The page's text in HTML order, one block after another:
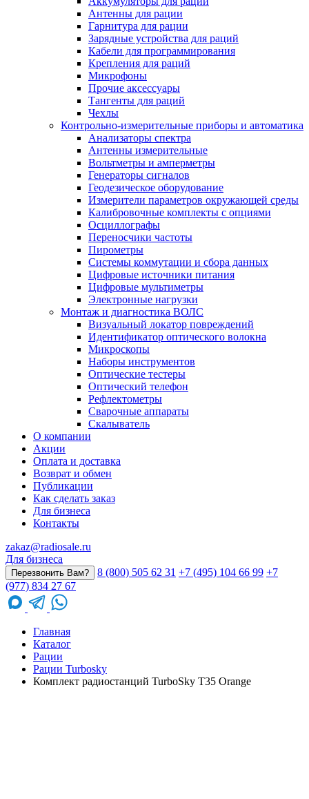
Антенны для рации
Гарнитура для рации
Зарядные устройства для раций
Кабели для программирования
Крепления для раций
Микрофоны
Прочие аксессуары
Тангенты для раций
Чехлы
Контрольно-измерительные приборы и автоматика
Анализаторы спектра
Антенны измерительные
Вольтметры и амперметры
Генераторы сигналов
Геодезическое оборудование
Измерители параметров окружающей среды
Калибровочные комплекты с опциями
Осциллографы
Переносчики частоты
Пирометры
Системы коммутации и сбора данных
Цифровые источники питания
Цифровые мультиметры
Электронные нагрузки
Монтаж и диагностика ВОЛС
Визуальный локатор повреждений
Идентификатор оптического волокна
Микроскопы
Наборы инструментов
Оптические тестеры
Оптический телефон
Рефлектометры
Сварочные аппараты
Скалыватель
О компании
Акции
Оплата и доставка
Возврат и обмен
Публикации
Как сделать заказ
Для бизнеса
Контакты
zakaz@radiosale.ru
Для бизнеса
Перезвонить Вам? 8 (800) 505 62 31 +7 (495) 104 66 99 +7
(977) 834 27 67
Главная
Каталог
Рации
Рации Turbosky
Комплект радиостанций TurboSky T35 Orange